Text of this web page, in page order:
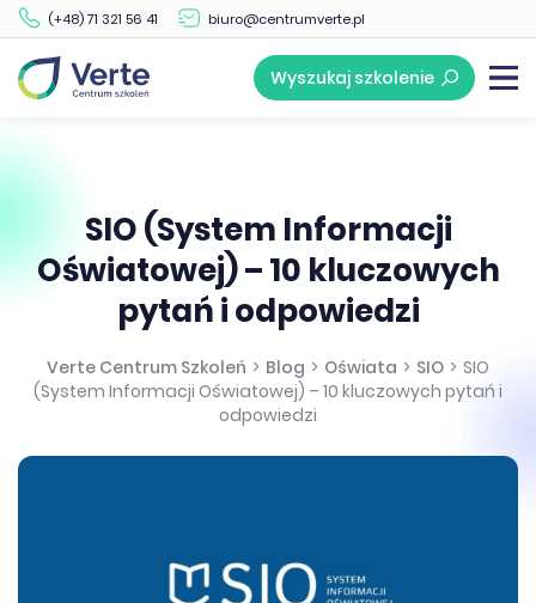
(+48) 71 321 56 41 biuro@centrumverte.pl
Wyszukaj szkolenie
SIO (System Informacji
Oświatowej) – 10 kluczowych
pytań i odpowiedzi
Verte Centrum Szkoleń > Blog > Oświata > SIO > SIO
(System Informacji Oświatowej) – 10 kluczowych pytań i
odpowiedzi